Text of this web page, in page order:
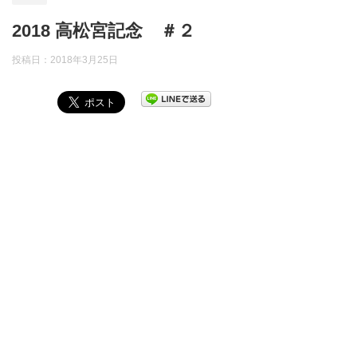
2018 高松宮記念 ＃２
投稿日： 2018年3月25日